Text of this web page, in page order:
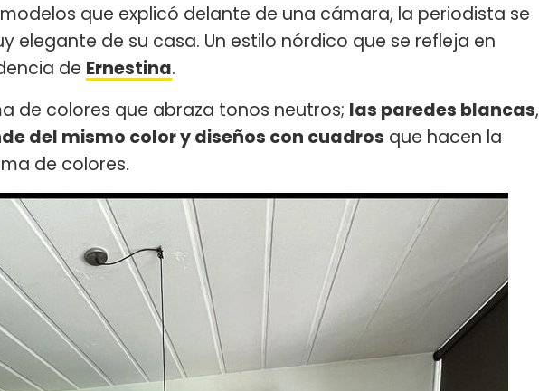
que explicó delante de una cámara, la periodista se
elegante de su casa. Un estilo nórdico que se refleja en
de Ernestina.
de colores que abraza tonos neutros; las paredes blancas,
del mismo color y diseños con cuadros que hacen la
de colores.